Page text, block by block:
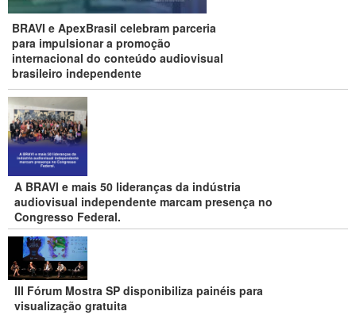
BRAVI e ApexBrasil celebram parceria
para impulsionar a promoção
internacional do conteúdo audiovisual
brasileiro independente
A BRAVI e mais 50 lideranças da indústria
audiovisual independente marcam presença no
Congresso Federal.
III Fórum Mostra SP disponibiliza painéis para
visualização gratuita